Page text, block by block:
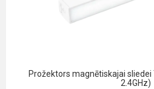
Prožektors magnētiskajai sliedei
2.4GHz)